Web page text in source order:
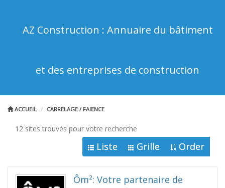
AZ Construction : Annuaire du bâtiment
et des entreprises de construction
ACCUEIL CARRELAGE / FAIENCE
12 sites trouvés pour votre recherche
Liste Grille Order
Ôm²: Votre partenaire de